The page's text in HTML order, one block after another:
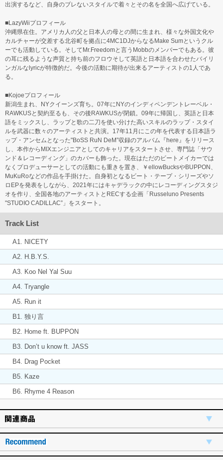
出演するなど、自身のブレないスタイルで着々とその名を全国へ広げている。
■LazyWiiプロフィール
沖縄県在住。アメリカ人の父と日本人の母との間に生まれ、様々な外国文化や
カルチャーが交差する北谷町を拠点に4MC1DJからなるMake Sumというクル
ーでも活動している。そしてMr.Freedomと言うMobbのメンバーでもある。彼
の耳に残るような声質と持ち前のフロウそして英語と日本語を合わせたバイリ
ンガルなlyricが特徴的だ。今後の活動に期待が出来るアーティストの1人であ
る。
■Kojoeプロフィール
新潟生まれ、NYクイーンズ育ち。07年にNYのインディペンデントレーベル・
RAWKUSと契約至るも、その後RAWKUSが閉鎖。09年に帰国し、英語と日本
語をミックスし、ラップと歌の二刀を使い分けた高いスキルのラップ・スタイ
ルを武器に数々のアーティストと共演。17年11月にこの年を代表する日本語ラ
ップ・アンセムとなった"BoSS RuN DeM”収録のアルバム『here』をリリース
し、本作からMIXエンジニアとしてのキャリアをスタートさせ、専門誌「サウ
ンド＆レコーディング」のカバーも飾った。現在はただのビートメイカーでは
なくプロデューサーとしての活動にも重きを置き、￥ellowBucksやBUPPON、
MuKuRoなどの作品を手掛けた。自身初となるビート・テープ・シリーズやソ
ロEPを発表をしながら、2021年にはキャデラックの中にレコーディングスタジ
オを作り、全国各地のアーティストとRECする企画「Russeluno Presents
"STUDIO CADILLAC”」をスタート。
Track List
A1. NICETY
A2. H.B.Y.S.
A3. Koo Nel Yal Suu
A4. Tryangle
A5. Run it
B1. 独り言
B2. Home ft. BUPPON
B3. Don’t u know ft. JASS
B4. Drag Pocket
B5. Kaze
B6. Rhyme 4 Reason